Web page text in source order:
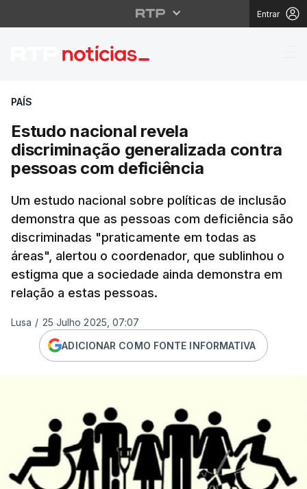
Entrar
Estudo nacional
PAÍS
Estudo nacional revela
discriminação generalizada contra
pessoas com deficiência
Um estudo nacional sobre políticas de inclusão
demonstra que as pessoas com deficiência são
discriminadas "praticamente em todas as
áreas", alertou o coordenador, que sublinhou o
estigma que a sociedade ainda demonstra em
relação a estas pessoas.
Lusa / 25 Julho 2025, 07:07
ADICIONAR COMO FONTE INFORMATIVA